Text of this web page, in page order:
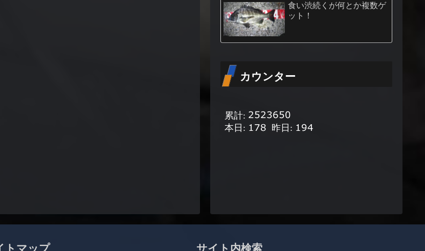
食い渋続くが何とか複数ゲ
ット！
カウンター
トマップ サイト内検索